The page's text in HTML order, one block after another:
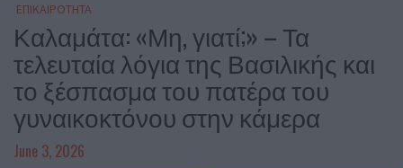
ΕΠΙΚΑΙΡΟΤΗΤΑ
Καλαμάτα: «Μη, γιατί;» – Τα
τελευταία λόγια της Βασιλικής και
το ξέσπασμα του πατέρα του
γυναικοκτόνου στην κάμερα
June 3, 2026